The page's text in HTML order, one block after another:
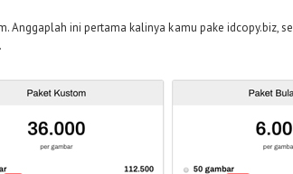
Anggaplah ini pertama kalinya kamu pake idcopy.biz,